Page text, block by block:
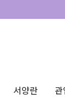
서양란 관